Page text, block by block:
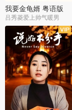
我要金龟婿 粤语版
吕秀菱爱上帅气暖男